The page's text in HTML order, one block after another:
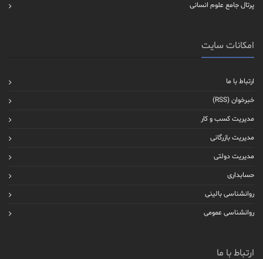
پرتال جامع علوم انسانی
امکانات سایت
ارتباط با ما
خبرخوان (RSS)
مدیریت کسب و کار
مدیریت بازرگانی
مدیریت دولتی
حسابداری
روانشناسی بالینی
روانشناسی عمومی
ارتباط با ما